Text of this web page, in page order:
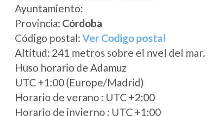
Ayuntamiento:
Provincia: Córdoba
Código postal: Ver Codigo postal
Altitud: 241 metros sobre el nvel del mar.
Huso horario de Adamuz
UTC +1:00 (Europe/Madrid)
Horario de verano : UTC +2:00
Horario de invierno : UTC +1:00